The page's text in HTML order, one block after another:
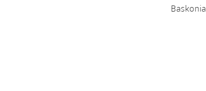
Baskonia.